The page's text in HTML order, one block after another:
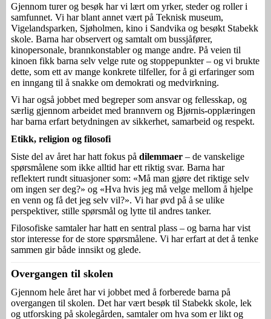
Gjennom turer og besøk har vi lært om yrker, steder og roller i
samfunnet. Vi har blant annet vært på Teknisk museum,
Vigelandsparken, Sjøholmen, kino i Sandvika og besøkt Stabekk
skole. Barna har observert og samtalt om bussjåfører,
kinopersonale, brannkonstabler og mange andre. På veien til
kinoen fikk barna selv velge rute og stoppepunkter – og vi brukte
dette, som ett av mange konkrete tilfeller, for å gi erfaringer som
en inngang til å snakke om demokrati og medvirkning.
Vi har også jobbet med begreper som ansvar og fellesskap, og
særlig gjennom arbeidet med brannvern og Bjørnis-opplæringen
har barna erfart betydningen av sikkerhet, samarbeid og respekt.
Etikk, religion og filosofi
Siste del av året har hatt fokus på dilemmaer – de vanskelige
spørsmålene som ikke alltid har ett riktig svar. Barna har
reflektert rundt situasjoner som: «Må man gjøre det riktige selv
om ingen ser deg?» og «Hva hvis jeg må velge mellom å hjelpe
en venn og få det jeg selv vil?». Vi har øvd på å se ulike
perspektiver, stille spørsmål og lytte til andres tanker.
Filosofiske samtaler har hatt en sentral plass – og barna har vist
stor interesse for de store spørsmålene. Vi har erfart at det å tenke
sammen gir både innsikt og glede.
Overgangen til skolen
Gjennom hele året har vi jobbet med å forberede barna på
overgangen til skolen. Det har vært besøk til Stabekk skole, lek
og utforsking på skolegården, samtaler om hva som er likt og